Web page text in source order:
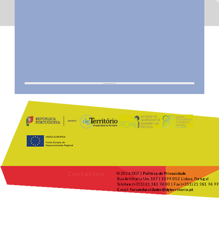
© 2016 DGT | Política de Privacidade
Rua Artilharia Um, 107 | 1099-052 Lisboa, Portugal
Telefone (+351) 21 381 96 00 | Fax (+351) 21 381 96 99
E-mail: forumdascidades@dgterritorio.pt